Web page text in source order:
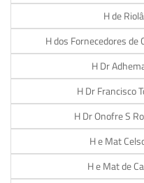
H de
H dos Fornecedores de
H Dr
H Dr Francisco
H Dr Onofre S
H e Mat
H e Mat de